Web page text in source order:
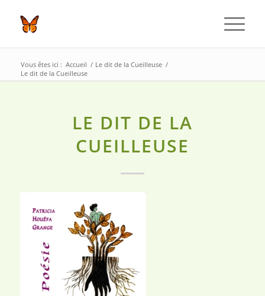
Vous êtes ici : Accueil / Le dit de la Cueilleuse /
Le dit de la Cueilleuse
LE DIT DE LA
CUEILLEUSE